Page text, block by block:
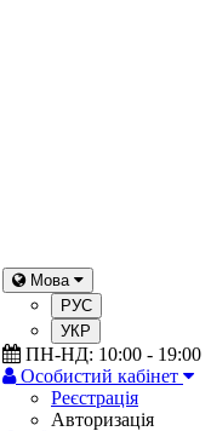
Мова
РУС
УКР
ПН-НД: 10:00 - 19:00
Особистий кабінет
Реєстрація
Авторизація